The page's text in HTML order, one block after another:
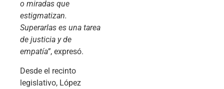
o miradas que
estigmatizan.
Superarlas es una tarea
de justicia y de
empatía”, expresó.
Desde el recinto
legislativo, López